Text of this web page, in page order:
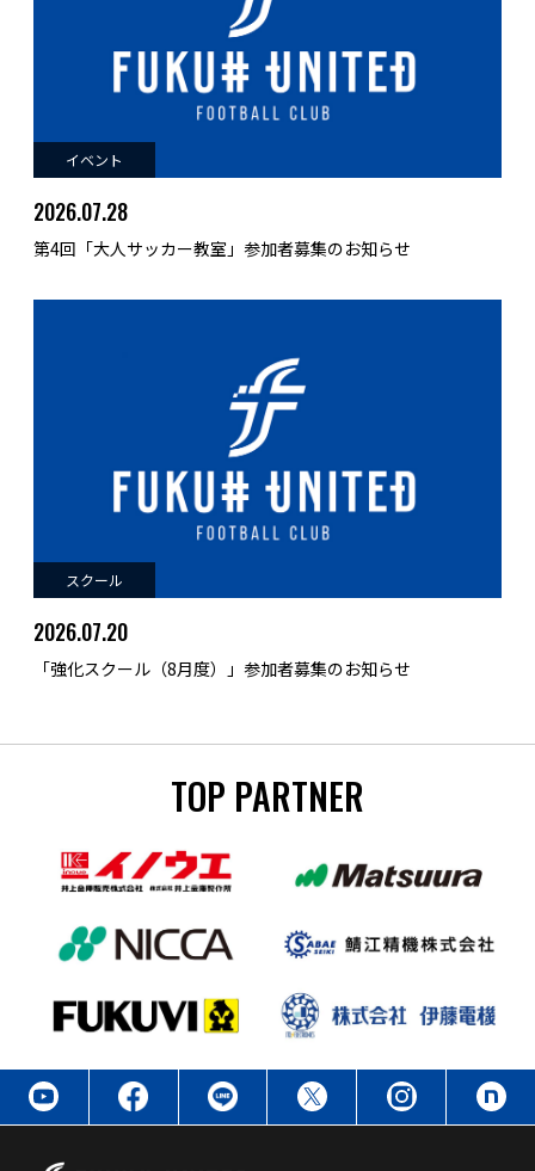
イベント
2026.07.28
第4回「大人サッカー教室」参加者募集のお知らせ
スクール
2026.07.20
「強化スクール（8月度）」参加者募集のお知らせ
TOP PARTNER